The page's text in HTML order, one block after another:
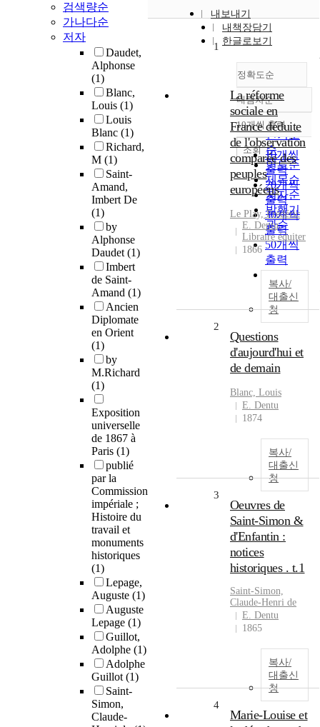
검색량순
가나다순
저자
Daudet,
Alphonse
(1)
Blanc,
Louis (1)
Louis
Blanc (1)
Richard,
M (1)
Saint-
Amand,
Imbert De
(1)
by
Alphonse
Daudet(1)
Imbert
de Saint-
Amand (1)
Ancien
Diplomate
en Orient
(1)
by
M.Richard
(1)
Exposition
universelle
de 1867 à
Paris (1)
publié
par la
Commission
impériale ;
Histoire du
travail et
monuments
historiques
(1)
Lepage,
Auguste (1)
Auguste
Lepage (1)
Guillot,
Adolphe (1)
Adolphe
Guillot(1)
Saint-
Simon,
Claude-
내보내기
내책장담기
한글로보기
정확도순
정확도
순
인기도
순
연도순
제목순
저자순
발행기
관순
내림차순
내림차순
10개씩 출력
10개씩
출력
20개씩
출력
30개씩
출력
50개씩
출력
출력
조회
1
La réforme
sociale en
France déduite
de l'observation
comparée des
peuples
européens
Le Play, Frédéric
E. Dentu,
Libraire éduiter
1866
복사/
대출신
청
2
Questions
d'aujourd'hui et
de demain
Blanc, Louis
E. Dentu
1874
복사/
대출신
청
3
Oeuvres de
Saint-Simon &
d'Enfantin :
notices
historiques . t.1
Saint-Simon,
Claude-Henri de
E. Dentu
1865
복사/
대출신
청
4
Marie-Louise et